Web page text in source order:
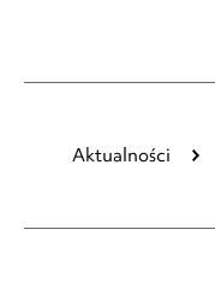
Aktualności